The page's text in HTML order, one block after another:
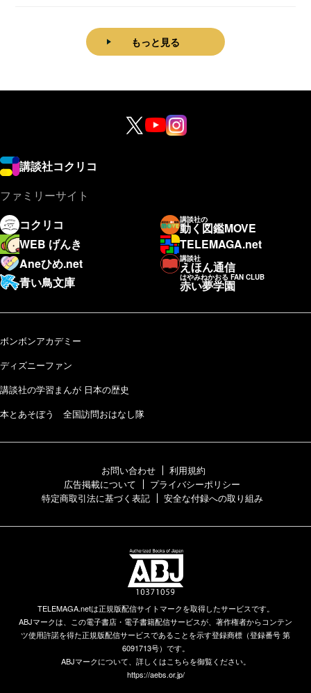
もっと見る
講談社コクリコ
ファミリーサイト
コクリコ
講談社の
動く図鑑MOVE
WEB げんき
TELEMAGA.net
Aneひめ.net
講談社
えほん通信
青い鳥文庫
はやみねかおる FAN CLUB
赤い夢学園
ボンボンアカデミー
ディズニーファン
講談社の学習まんが 日本の歴史
本とあそぼう 全国訪問おはなし隊
お問い合わせ
利用規約
広告掲載について
プライバシーポリシー
特定商取引法に基づく表記
安全な付録への取り組み
TELEMAGA.netは正規版配信サイトマークを取得したサービスです。
ABJマークは、この電子書店・電子書籍配信サービスが、著作権者からコンテン
ツ使用許諾を得た正規版配信サービスであることを示す登録商標（登録番号 第
6091713号）です。
ABJマークについて、詳しくはこちらを御覧ください。
https://aebs.or.jp/